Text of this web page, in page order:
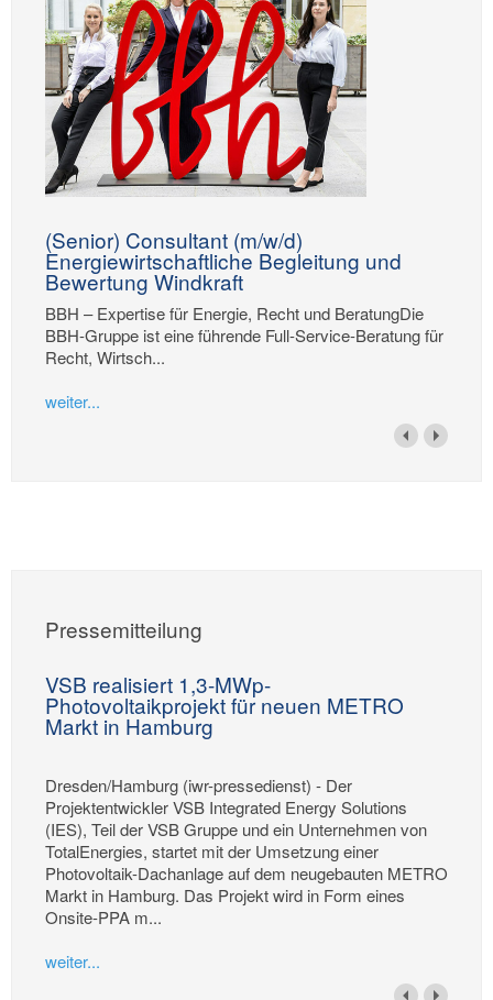
(Senior) Consultant (m/w/d)
Energiewirtschaftliche Begleitung und
Bewertung Windkraft
BBH – Expertise für Energie, Recht und BeratungDie
BBH-Gruppe ist eine führende Full-Service-Beratung für
Recht, Wirtsch...
weiter...
Pressemitteilung
VSB realisiert 1,3-MWp-
Photovoltaikprojekt für neuen METRO
Markt in Hamburg
Dresden/Hamburg (iwr-pressedienst) - Der
Projektentwickler VSB Integrated Energy Solutions
(IES), Teil der VSB Gruppe und ein Unternehmen von
TotalEnergies, startet mit der Umsetzung einer
Photovoltaik-Dachanlage auf dem neugebauten METRO
Markt in Hamburg. Das Projekt wird in Form eines
Onsite-PPA m...
weiter...